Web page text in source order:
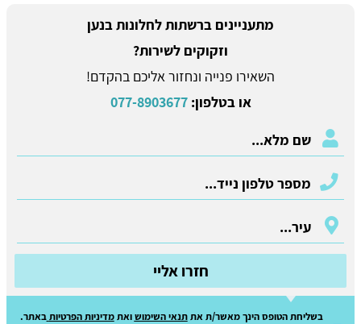
מתעניינים ברשתות לחלונות בנען
וזקוקים לשירות?
השאירו פנייה ונחזור אליכם בהקדם!
או בטלפון:077-8903677
חזרו אליי
בשליחת הטופס הינך מאשר/ת אתתנאי השימושואתמדיניות הפרטיות באתר.